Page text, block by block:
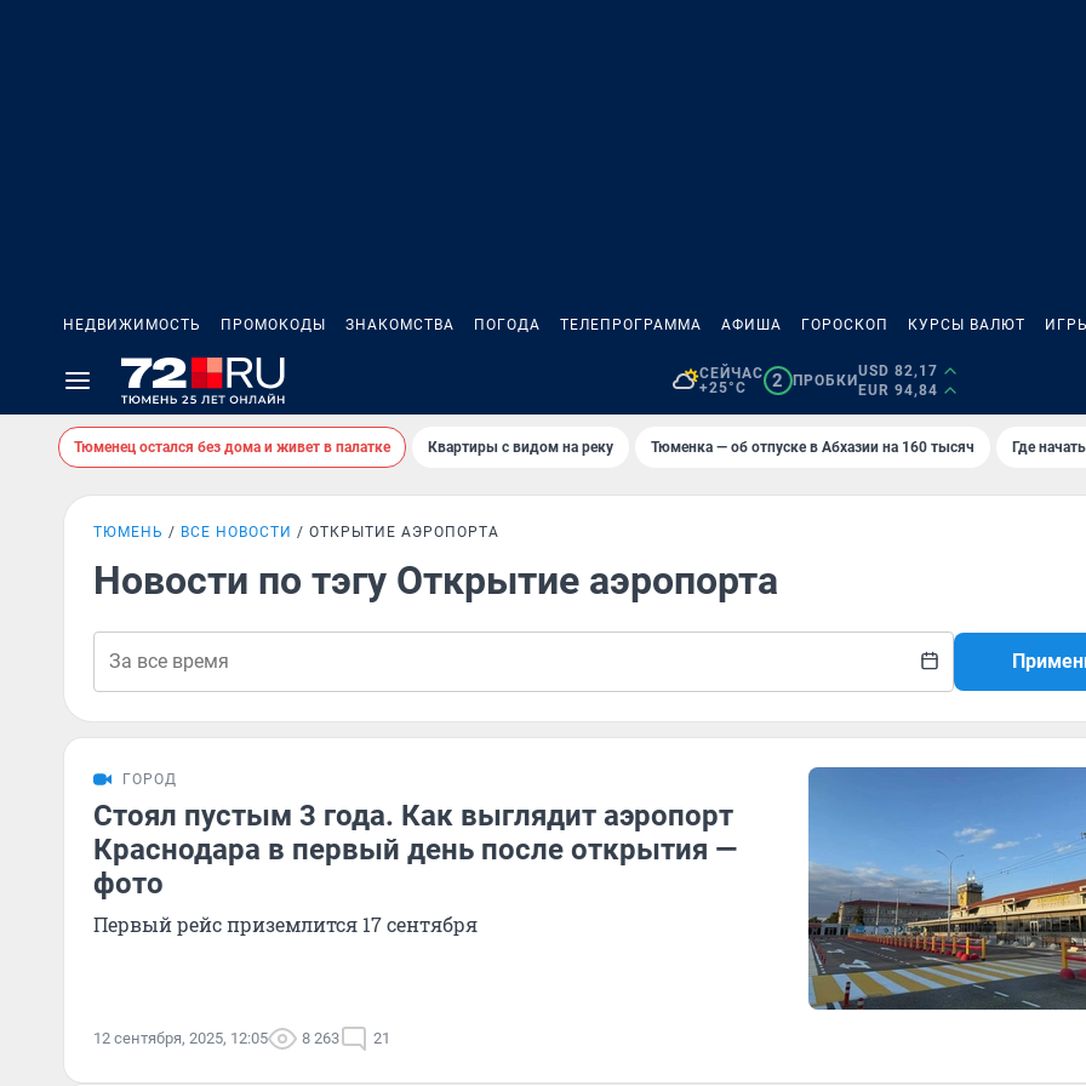
НЕДВИЖИМОСТЬ ПРОМОКОДЫ ЗНАКОМСТВА ПОГОДА ТЕЛЕПРОГРАММА АФИША ГОРОСКОП КУРСЫ ВАЛЮТ
СЕЙЧАС
+25°C
2 ПРОБКИ
USD 82,17
EUR 94,84
Тюменец остался без дома и живет в палатке Квартиры с видом на реку Тюменка — об отпуске в Абхазии на 160 тысяч Где
ТЮМЕНЬ ВСЕ НОВОСТИ ОТКРЫТИЕ АЭРОПОРТА
Новости по тэгу Открытие аэропорта
ГОРОД
Стоял пустым 3 года. Как выглядит аэропорт
Краснодара в первый день после открытия —
фото
Первый рейс приземлится 17 сентября
12 сентября, 2025, 12:05 8 263 21